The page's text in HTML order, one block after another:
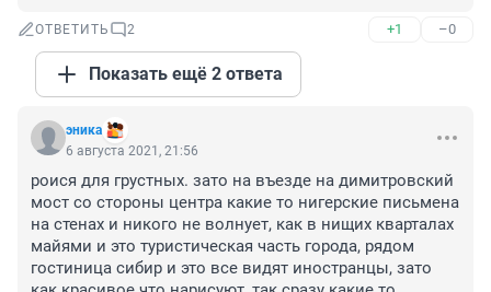
ОТВЕТИТЬ 2 +1 –0
Показать ещё 2 ответа
эника
6 августа 2021, 21:56
роися для грустных. зато на въезде на димитровский
мост со стороны центра какие то нигерские письмена
на стенах и никого не волнует, как в нищих кварталах
майями и это туристическая часть города, рядом
гостиница сибир и это все видят иностранцы, зато